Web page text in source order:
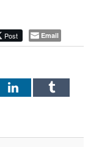
Post Email
LinkedInTumblr